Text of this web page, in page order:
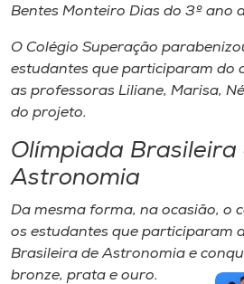
Bentes Monteiro Dias do 3º ano
O Colégio Superação
estudantes que participaram do
as professoras Liliane, Marisa,
do projeto.
Olímpiada Brasileira
Astronomia
Da mesma forma, na ocasião, o
os estudantes que participaram
Brasileira de Astronomia e
bronze, prata e ouro.